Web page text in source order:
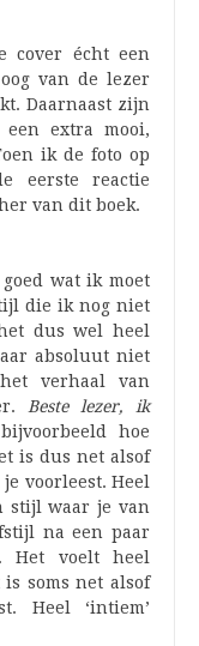
cover écht een
van de lezer
Daarnaast zijn
extra mooi,
ik de foto op
eerste reactie
van dit boek.
wat ik moet
die ik nog niet
dus wel heel
absoluut niet
verhaal van
Beste lezer, ik
hoe
is dus net alsof
voorleest. Heel
stijl waar je van
na een paar
Het voelt heel
soms net alsof
Heel ‘intiem’